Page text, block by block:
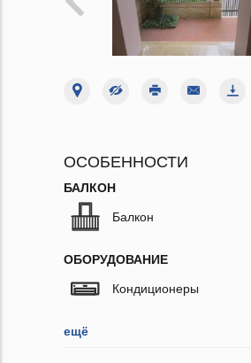
ОСОБЕННОСТИ
БАЛКОН
Балкон
ОБОРУДОВАНИЕ
Кондиционеры
ещё